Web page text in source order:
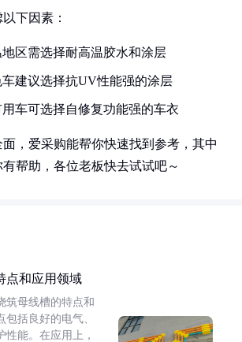
下因素：
区需选择耐高温胶水和涂层
建议选择抗UV性能强的涂层
车可选择自修复功能强的车衣
，爱采购能帮你快速找到参考，其中
帮助，各位老板快去试试吧～
点和应用领域
筑母线槽的特点和
包括良好的电气、
性能。在应用上，